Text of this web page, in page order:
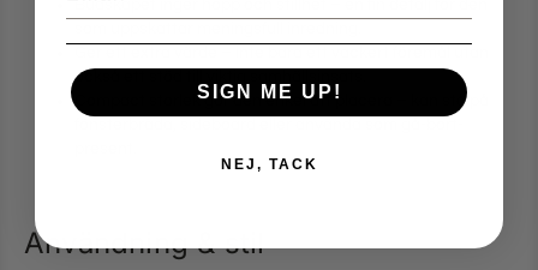
Budskapet inger hopp och stillhet – en fin detalj för den
också ett stöd till viktig samhällsinsats.
Compact storlek gör den enkel att placera – kan stå på
Användning & stil
SIGN ME UP!
NEJ, TACK